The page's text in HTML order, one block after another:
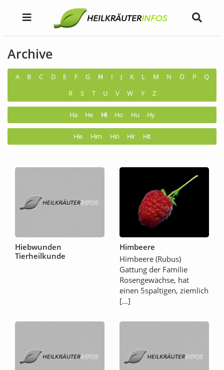
Archive
A B C D E F G H I J K L M N Ö P
Q
R
S T U V W Y Z
Ha He Hi Ho Hu Hy
Hie Him Hin Hir Hit
Hiebwunden
Tierheilkunde
Himbeere
Himbeere (Rubus)
Gattung der Familie
Rosengewächse, hat
einen 5spaltigen, ziemlich
[…]